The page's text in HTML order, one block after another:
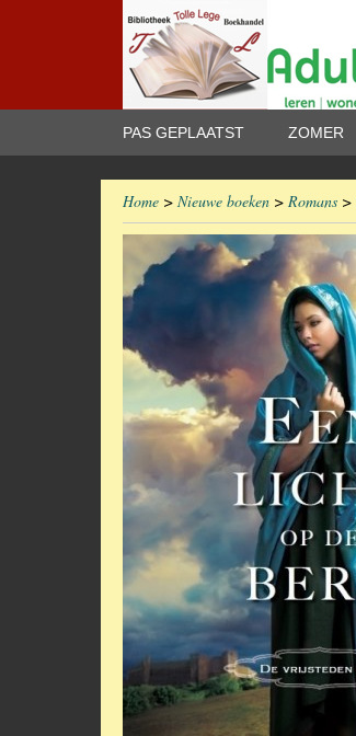
PAS GEPLAATST ZOMER
Home > Nieuwe boeken > Romans >